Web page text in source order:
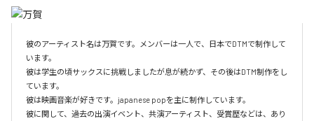
彼のアーティスト名は万賀です。メンバーは一人で、日本でDTMで制作して
います。
彼は学生の頃サックスに挑戦しましたが息が続かず、その後はDTM制作をし
ています。
彼は映画音楽が好きです。japanese popを主に制作しています。
彼に関して、過去の出演イベント、共演アーティスト、受賞歴などは、あり